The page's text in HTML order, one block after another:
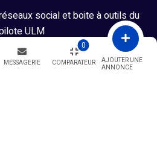
MESSAGERIE COMPARATEUR
0
AJOUTER UNE
ANNONCE
social et boite à outils du
ULM
2026 - Developpé par GG Team